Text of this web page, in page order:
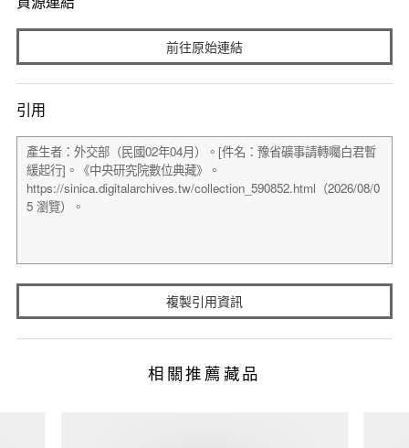
前往原始連結
引用
複製引用資訊
相關推薦藏品